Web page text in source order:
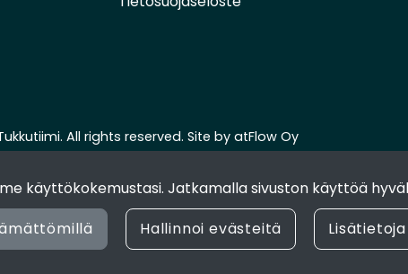
käyttökokemustasi. Jatkamalla sivuston käyttöä
Hallinnoi evästeitä Lisätietoja
All rights reserved. Site byatFlow Oy